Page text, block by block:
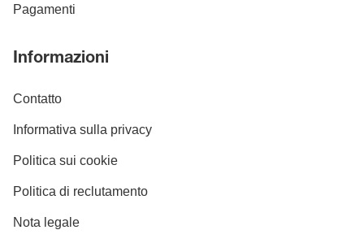
Pagamenti
Informazioni
Contatto
Informativa sulla privacy
Politica sui cookie
Politica di reclutamento
Nota legale